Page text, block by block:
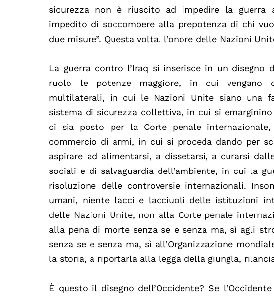
sicurezza non è riuscito ad impedire la guerra
impedito di soccombere alla prepotenza di chi
due misure”. Questa volta, l’onore delle Nazioni
La guerra contro l’Iraq si inserisce in un disegno
ruolo le potenze maggiore, in cui vengano
multilaterali, in cui le Nazioni Unite siano una
sistema di sicurezza collettiva, in cui si
ci sia posto per la Corte penale
commercio di armi, in cui si proceda dando per
aspirare ad alimentarsi, a dissetarsi, a curarsi
sociali e di salvaguardia dell’ambiente, in cui la
risoluzione delle controversie internazionali.
umani, niente lacci e lacciuoli delle istituzioni
delle Nazioni Unite, non alla Corte penale
alla pena di morte senza se e senza ma, sì agli
senza se e senza ma, sì all’Organizzazione
la storia, a riportarla alla legga della giungla,
È questo il disegno dell’Occidente? Se